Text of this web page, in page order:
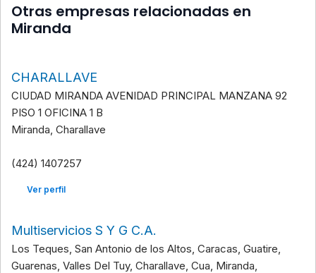
Otras empresas relacionadas en
Miranda
CHARALLAVE
CIUDAD MIRANDA AVENIDAD PRINCIPAL MANZANA 92
PISO 1 OFICINA 1 B
Miranda, Charallave
(424) 1407257
Ver perfil
Multiservicios S Y G C.A.
Los Teques, San Antonio de los Altos, Caracas, Guatire,
Guarenas, Valles Del Tuy, Charallave, Cua, Miranda,